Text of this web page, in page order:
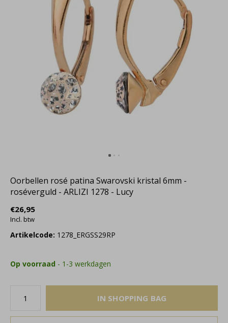
Oorbellen rosé patina Swarovski kristal 6mm -
roséverguld - ARLIZI 1278 - Lucy
€26,95
Incl. btw
Artikelcode: 1278_ERGSS29RP
Op voorraad - 1-3 werkdagen
IN SHOPPING BAG